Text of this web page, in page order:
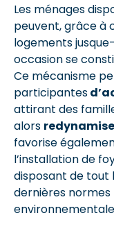
Les ménages
peuvent, grâce à
logements
occasion se
Ce mécanisme
participantes
attirant des
alors
favorise
l’installation de
disposant de tout
dernières